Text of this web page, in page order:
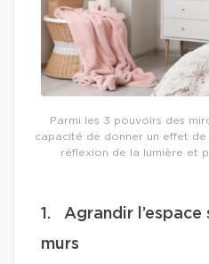
Parmi les 3 pouvoirs des
capacité de donner un effet
réflexion de la lumière et
1. Agrandir l’espace
murs